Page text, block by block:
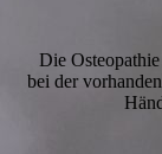
Die
bei der